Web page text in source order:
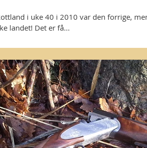
i uke 40 i 2010 var den forrige,
landet! Det er få...